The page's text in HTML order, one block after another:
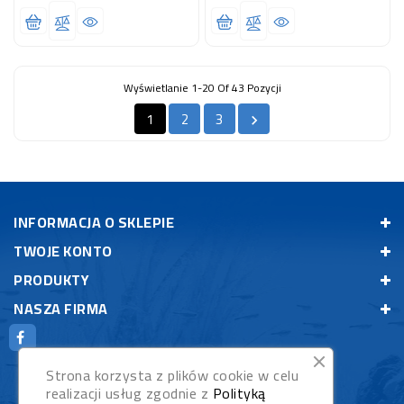
Wyświetlanie 1-20 Of 43 Pozycji
1 2 3 
INFORMACJA O SKLEPIE
TWOJE KONTO
PRODUKTY
NASZA FIRMA
Strona korzysta z plików cookie w celu
realizacji usług zgodnie z Polityką